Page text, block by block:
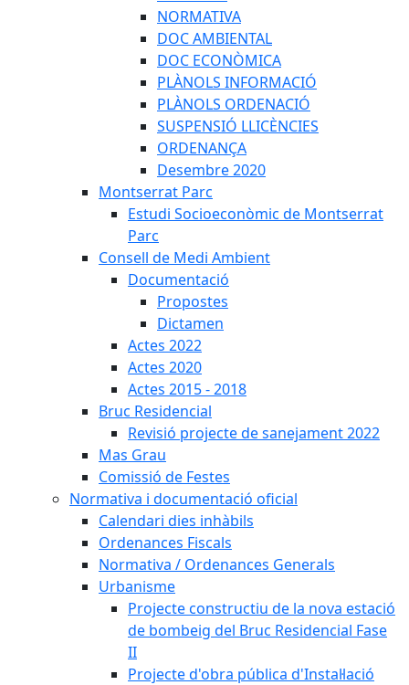
NORMATIVA
DOC AMBIENTAL
DOC ECONÒMICA
PLÀNOLS INFORMACIÓ
PLÀNOLS ORDENACIÓ
SUSPENSIÓ LLICÈNCIES
ORDENANÇA
Desembre 2020
Montserrat Parc
Estudi Socioeconòmic de Montserrat
Parc
Consell de Medi Ambient
Documentació
Propostes
Dictamen
Actes 2022
Actes 2020
Actes 2015 - 2018
Bruc Residencial
Revisió projecte de sanejament 2022
Mas Grau
Comissió de Festes
Normativa i documentació oficial
Calendari dies inhàbils
Ordenances Fiscals
Normativa / Ordenances Generals
Urbanisme
Projecte constructiu de la nova estació
de bombeig del Bruc Residencial Fase
II
Projecte d'obra pública d'Instal·lació